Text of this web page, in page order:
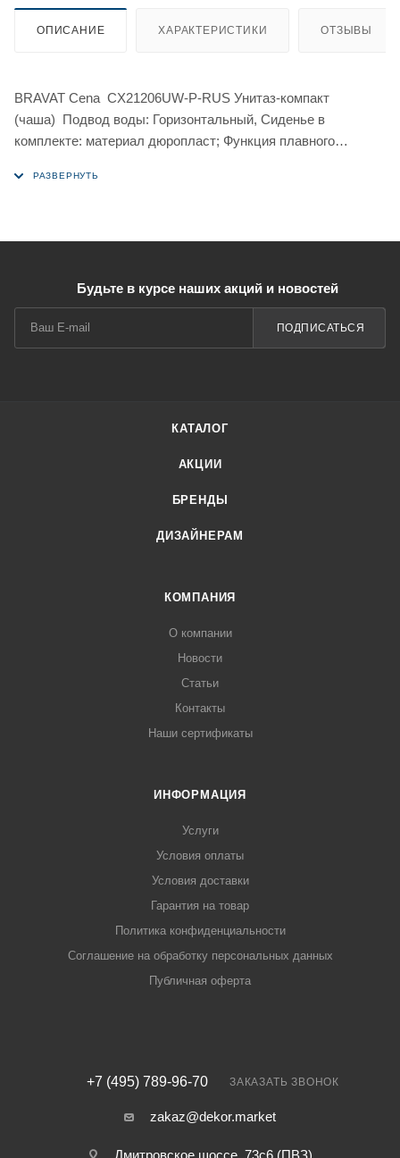
ОПИСАНИЕ ХАРАКТЕРИСТИКИ ОТЗЫВЫ
BRAVAT Cena CX21206UW-P-RUS Унитаз-компакт
(чаша) Подвод воды: Горизонтальный, Сиденье в
комплекте: материал дюропласт; Функция плавного
Будьте в курсе наших акций и новостей
ПОДПИСАТЬСЯ
КАТАЛОГ
АКЦИИ
БРЕНДЫ
ДИЗАЙНЕРАМ
КОМПАНИЯ
О компании
Новости
Статьи
Контакты
Наши сертификаты
ИНФОРМАЦИЯ
Услуги
Условия оплаты
Условия доставки
Гарантия на товар
Политика конфиденциальности
Соглашение на обработку персональных данных
Публичная оферта
+7 (495) 789-96-70 ЗАКАЗАТЬ ЗВОНОК
zakaz@dekor.market